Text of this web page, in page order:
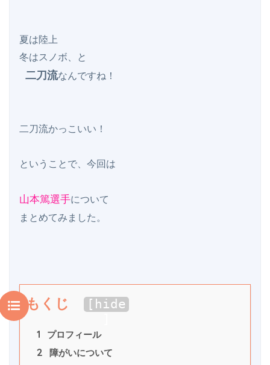
夏は陸上
冬はスノボ、と
二刀流なんですね！
二刀流かっこいい！
ということで、今回は
山本篤選手について
もくじ [ hide
1 プロフィール
2 障がいについて